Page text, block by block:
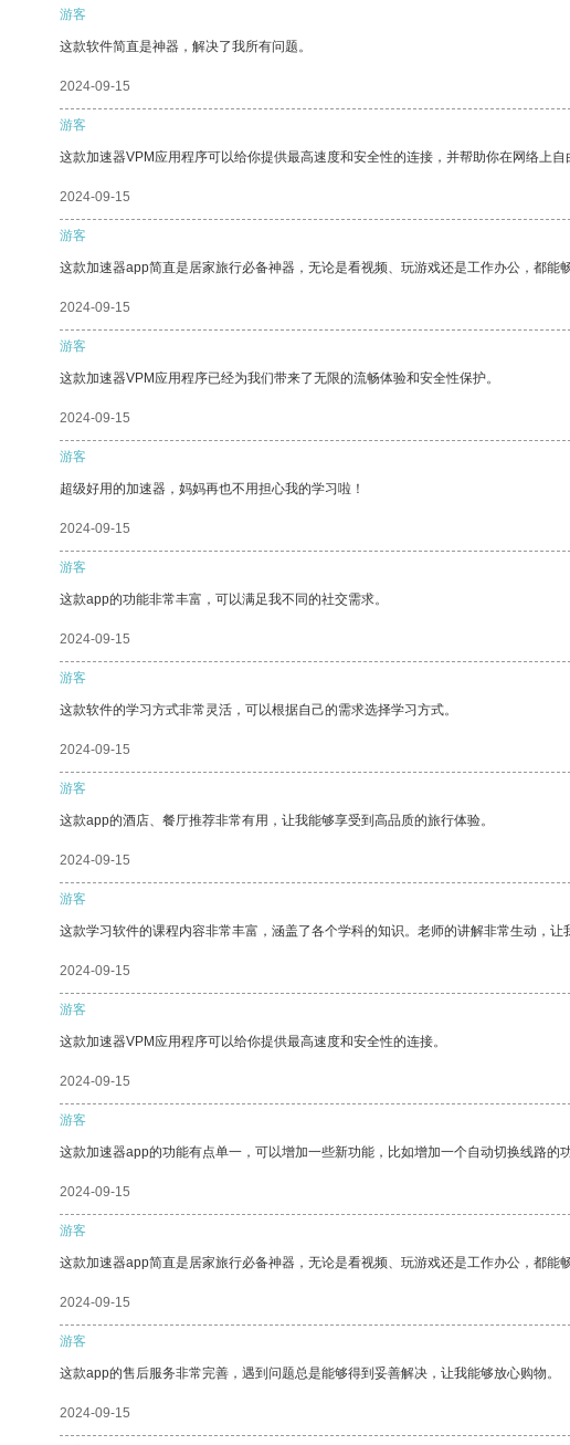
游客
这款软件简直是神器，解决了我所有问题。
2024-09-15
游客
这款加速器VPM应用程序可以给你提供最高速度和安全性的连接，并帮助你在网络上自
2024-09-15
游客
这款加速器app简直是居家旅行必备神器，无论是看视频、玩游戏还是工作办公，都能
2024-09-15
游客
这款加速器VPM应用程序已经为我们带来了无限的流畅体验和安全性保护。
2024-09-15
游客
超级好用的加速器，妈妈再也不用担心我的学习啦！
2024-09-15
游客
这款app的功能非常丰富，可以满足我不同的社交需求。
2024-09-15
游客
这款软件的学习方式非常灵活，可以根据自己的需求选择学习方式。
2024-09-15
游客
这款app的酒店、餐厅推荐非常有用，让我能够享受到高品质的旅行体验。
2024-09-15
游客
这款学习软件的课程内容非常丰富，涵盖了各个学科的知识。老师的讲解非常生动，让
2024-09-15
游客
这款加速器VPM应用程序可以给你提供最高速度和安全性的连接。
2024-09-15
游客
这款加速器app的功能有点单一，可以增加一些新功能，比如增加一个自动切换线路的功
2024-09-15
游客
这款加速器app简直是居家旅行必备神器，无论是看视频、玩游戏还是工作办公，都
2024-09-15
游客
这款app的售后服务非常完善，遇到问题总是能够得到妥善解决，让我能够放心购物。
2024-09-15